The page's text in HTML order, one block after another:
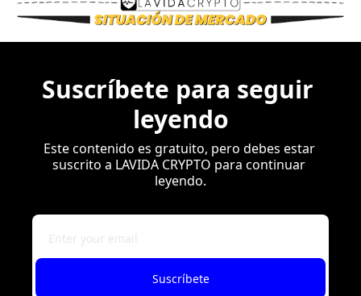
Suscríbete para seguir
leyendo
Este contenido es gratuito, pero debes estar
suscrito a LAVIDA CRYPTO para continuar
leyendo.
Suscríbete